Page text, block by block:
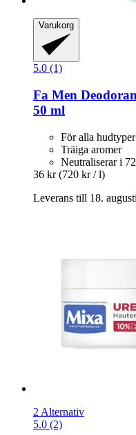
Varukorg
5.0 (1)
Fa Men
50 ml
För alla hudtyper
Träiga aromer
Neutraliserar i
36 kr (720 kr / l)
Leverans till 18. augusti
2 Alternativ
5.0 (2)